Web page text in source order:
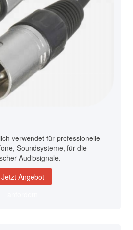
verwendet für professionelle
Soundsysteme, für die
Audiosignale.
Jetzt Angebot